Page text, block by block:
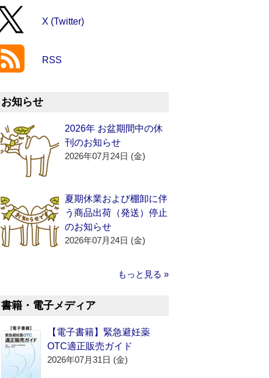
X (Twitter)
RSS
お知らせ
2026年 お盆期間中の休
刊のお知らせ
2026年07月24日 (金)
夏期休業および棚卸に伴
う商品出荷（発送）停止
のお知らせ
2026年07月24日 (金)
もっと見る »
書籍・電子メディア
【電子書籍】緊急避妊薬
OTC適正販売ガイド
2026年07月31日 (金)